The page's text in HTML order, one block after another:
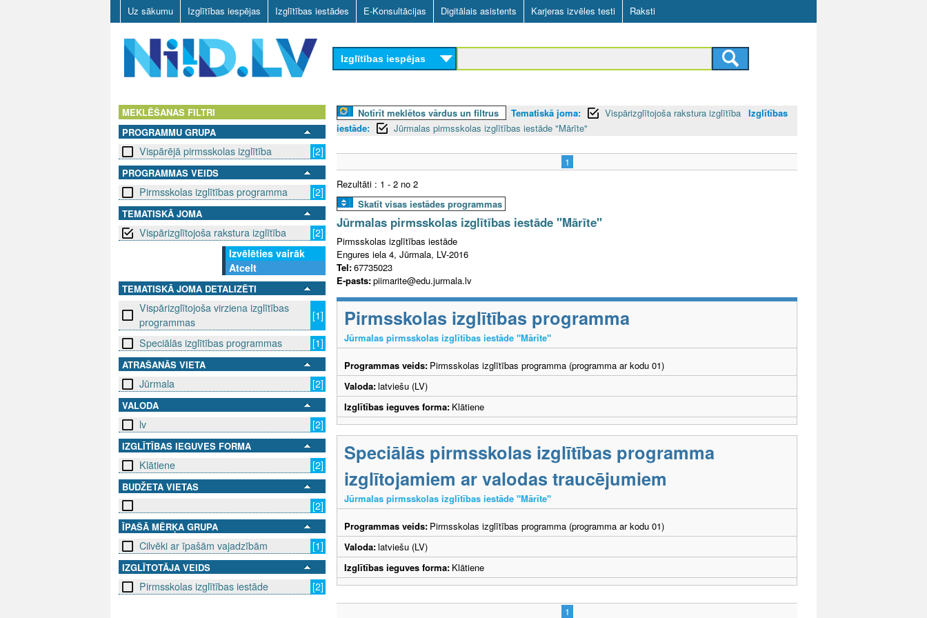
Skip
to
main
content
Uz sākumu Izglītības iespējas Izglītības iestādes E-Konsultācijas Digitālais asistents Karjeras izvēles testi Raksti
D
L
Izglītības iespējas
MEKLĒŠANAS FILTRI
PROGRAMMU GRUPA
Vispārējā pirmsskolas izglītība [2]
PROGRAMMAS VEIDS
Pirmsskolas izglītības programma [2]
TEMATISKĀ JOMA
Vispārizglītojoša rakstura izglītība
[2]
Izvēlēties vairāk
Atcelt
TEMATISKĀ JOMA DETALIZĒTI
Vispārizglītojoša virziena izglītības
programmas
[1]
Speciālās izglītības programmas
[1]
ATRAŠANĀS VIETA
Jūrmala [2]
VALODA
lv [2]
IZGLĪTĪBAS IEGUVES FORMA
Klātiene [2]
BUDŽETA VIETAS
[2]
ĪPAŠĀ MĒRĶA GRUPA
Cilvēki ar īpašām vajadzībām [1]
IZGLĪTOTĀJA VEIDS
Pirmsskolas izglītības iestāde [2]
Notīrīt meklētos vārdus un filtrus Tematiskā joma: Vispārizglītojoša rakstura izglītība Izglītības
iestāde:
Jūrmalas pirmsskolas izglītības iestāde "Mārīte"
1
Rezultāti : 1 - 2 no 2
Skatīt visas iestādes programmas
Jūrmalas pirmsskolas izglītības iestāde "Mārīte"
Pirmsskolas izglītības iestāde
Engures iela 4, Jūrmala, LV-2016
Tel:67735023
E-pasts:piimarite@edu.jurmala.lv
Pirmsskolas izglītības programma
Jūrmalas pirmsskolas izglītības iestāde "Mārīte"
Programmas veids: Pirmsskolas izglītības programma (programma ar kodu 01)
Valoda:latviešu (LV)
Izglītības ieguves forma: Klātiene
Speciālās pirmsskolas izglītības programma
izglītojamiem ar valodas traucējumiem
Jūrmalas pirmsskolas izglītības iestāde "Mārīte"
Programmas veids: Pirmsskolas izglītības programma (programma ar kodu 01)
Valoda:latviešu (LV)
Izglītības ieguves forma: Klātiene
1